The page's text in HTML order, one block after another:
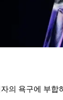
의 욕구에 부